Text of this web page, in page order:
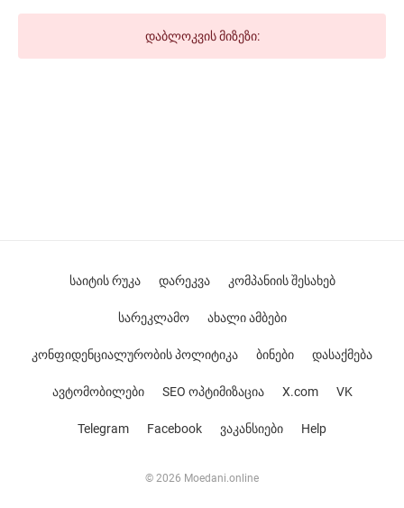
დაბლოკვის მიზეზი:
© 2026 Moedani.online
საიტის რუკა დარეკვა კომპანიის შესახებ
სარეკლამო ახალი ამბები
კონფიდენციალურობის პოლიტიკა ბინები დასაქმება
ავტომობილები SEO ოპტიმიზაცია X.com VK
Telegram Facebook ვაკანსიები Help